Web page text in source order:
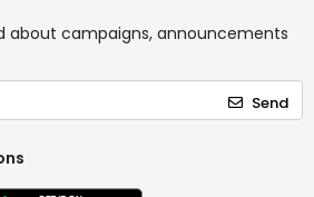
about campaigns, announcements
Send